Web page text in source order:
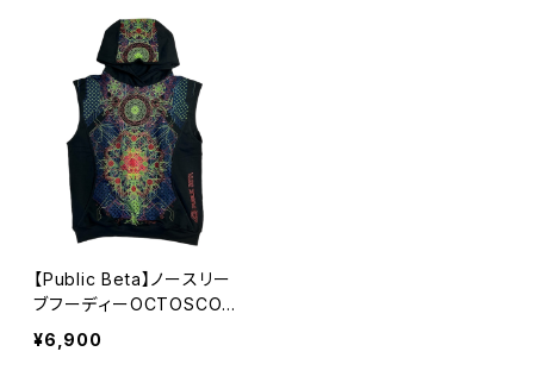
【Public Beta】ノースリー
ブフーディーOCTOSCOPE
-XLサイズ
¥6,900